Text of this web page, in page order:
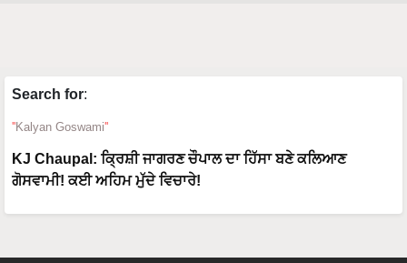
Search for:
Kalyan Goswami
KJ Chaupal: ਕ੍ਰਿਸ਼ੀ ਜਾਗਰਣ ਚੌਪਾਲ ਦਾ ਹਿੱਸਾ ਬਣੇ ਕਲਿਆਣ
ਗੋਸਵਾਮੀ! ਕਈ ਅਹਿਮ ਮੁੱਦੇ ਵਿਚਾਰੇ!